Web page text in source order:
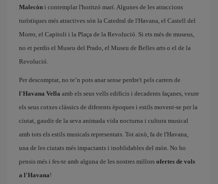
Malecón i contemplar l'horitzó marí. Algunes de les atraccions
turístiques més atractives són la Catedral de l'Havana, el Castell del
Morro, el Capitoli i la Plaça de la Revolució. Si ets més de museus,
no et perdis el Museu del Prado, el Museu de Belles arts o el de la
Revolució.
Per descomptat, no te’n pots anar sense perdre't pels carrers de
l'Havana Vella amb els seus vells edificis i decadents façanes, veure
els seus cotxes clàssics de diferents èpoques i estils movent-se per la
ciutat, gaudir de la seva animada vida nocturna i cultura musical
amb tots els estils musicals representats. Tot això, fa de l'Havana,
una de les ciutats més impactants i inoblidables del món. No ho
pensis més i fes-te amb alguna de les nostres millors ofertes de vols
a l'Havana!